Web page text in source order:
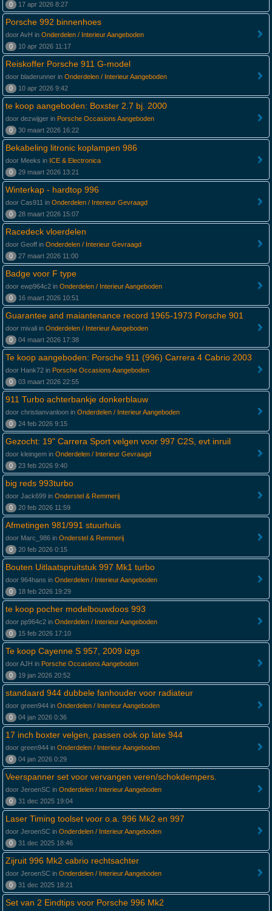
0
17 apr 2026 8:27
Porsche 992 binnenhoes
door AvH in Onderdelen / Interieur Aangeboden
0
10 apr 2026 11:17
Reiskoffer Porsche 911 G-model
door bladerunner in Onderdelen / Interieur Aangeboden
0
10 apr 2026 9:42
te koop aangeboden: Boxster 2.7 bj. 2000
door dezwijger in Porsche Occasions Aangeboden
0
30 maart 2026 16:22
Bekabeling litronic koplampen 986
door Meeks in ICE & Electronica
0
29 maart 2026 13:21
Winterkap - hardtop 996
door Cas911 in Onderdelen / Interieur Gevraagd
0
28 maart 2026 15:07
Racedeck vloerdelen
door Geoff in Onderdelen / Interieur Gevraagd
0
27 maart 2026 11:00
Badge voor F type
door ewp964c2 in Onderdelen / Interieur Aangeboden
0
16 maart 2026 10:51
Guarantee and maiantenance record 1965-1973 Porsche 901
door mivali in Onderdelen / Interieur Aangeboden
0
04 maart 2026 17:38
Te koop aangeboden: Porsche 911 (996) Carrera 4 Cabrio 2003
door Hank72 in Porsche Occasions Aangeboden
0
03 maart 2026 22:55
911 Turbo achterbankje donkerblauw
door christianvanloon in Onderdelen / Interieur Aangeboden
0
24 feb 2026 9:15
Gezocht: 19" Carrera Sport velgen voor 997 C2S, evt inruil
door kleingem in Onderdelen / Interieur Gevraagd
0
23 feb 2026 9:40
big reds 993turbo
door Jack699 in Onderstel & Remmerij
0
20 feb 2026 11:59
Afmetingen 981/991 stuurhuis
door Marc_986 in Onderstel & Remmerij
0
20 feb 2026 0:15
Bouten Uitlaatspruitstuk 997 Mk1 turbo
door 964hans in Onderdelen / Interieur Aangeboden
0
18 feb 2026 19:29
te koop pocher modelbouwdoos 993
door pp964c2 in Onderdelen / Interieur Aangeboden
0
15 feb 2026 17:10
Te koop Cayenne S 957, 2009 izgs
door AJH in Porsche Occasions Aangeboden
0
19 jan 2026 20:52
standaard 944 dubbele fanhouder voor radiateur
door green944 in Onderdelen / Interieur Aangeboden
0
04 jan 2026 0:36
17 inch boxter velgen, passen ook op late 944
door green944 in Onderdelen / Interieur Aangeboden
0
04 jan 2026 0:29
Veerspanner set voor vervangen veren/schokdempers.
door JeroenSC in Onderdelen / Interieur Aangeboden
0
31 dec 2025 19:04
Laser Timing toolset voor o.a. 996 Mk2 en 997
door JeroenSC in Onderdelen / Interieur Aangeboden
0
31 dec 2025 18:46
Zijruit 996 Mk2 cabrio rechtsachter
door JeroenSC in Onderdelen / Interieur Aangeboden
0
31 dec 2025 18:21
Set van 2 Eindtips voor Porsche 996 Mk2